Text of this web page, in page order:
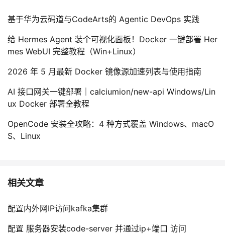
基于华为云码道与CodeArts的 Agentic DevOps 实践
给 Hermes Agent 装个可视化面板！Docker 一键部署 Her
mes WebUI 完整教程（Win+Linux）
2026 年 5 月最新 Docker 镜像源加速列表与使用指南
AI 接口网关一键部署｜calciumion/new-api Windows/Lin
ux Docker 部署全教程
OpenCode 安装全攻略：4 种方式覆盖 Windows、macO
S、Linux
相关文章
配置内外网IP访问kafka集群
配置 服务器安装code-server 并通过ip+端口 访问